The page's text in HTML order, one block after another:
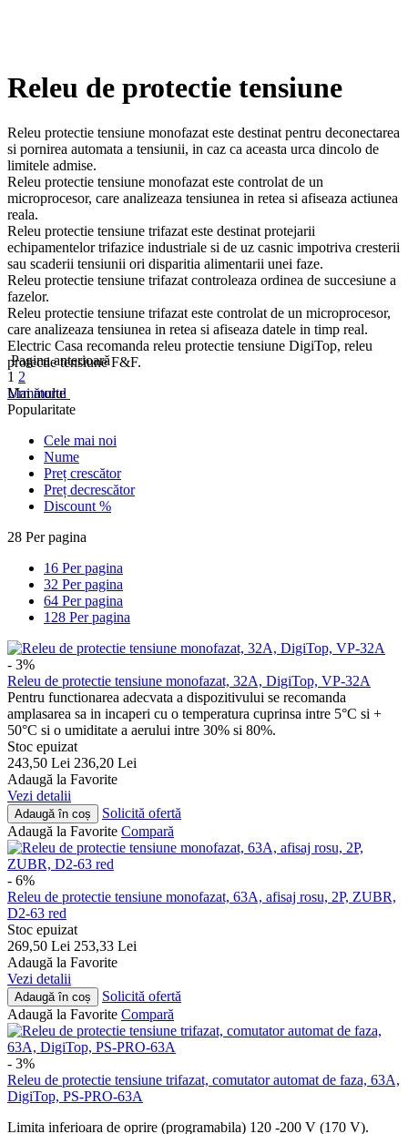
Releu de protectie tensiune
Releu protectie tensiune monofazat este destinat pentru deconectarea
si pornirea automata a tensiunii, in caz ca aceasta urca dincolo de
limitele admise.
Releu protectie tensiune monofazat este controlat de un
microprocesor, care analizeaza tensiunea in retea si afiseaza actiunea
reala.
Releu protectie tensiune trifazat este destinat protejarii
echipamentelor trifazice industriale si de uz casnic impotriva cresterii
sau scaderii tensiunii ori disparitia alimentarii unei faze.
Releu protectie tensiune trifazat controleaza ordinea de succesiune a
fazelor.
Releu protectie tensiune trifazat este controlat de un microprocesor,
care analizeaza tensiunea in retea si afiseaza datele in timp real.
Electric Casa recomanda releu protectie tensiune DigiTop, releu
protectie tensiune F&F.
Mai multe
Pagina anterioară
1 2
Următorul
Popularitate
Cele mai noi
Nume
Preț crescător
Preț decrescător
Discount %
28 Per pagina
16 Per pagina
32 Per pagina
64 Per pagina
128 Per pagina
- 3%
Releu de protectie tensiune monofazat, 32A, DigiTop, VP-32A
Pentru functionarea adecvata a dispozitivului se recomanda
amplasarea sa in incaperi cu o temperatura cuprinsa intre 5°C si +
50°C si o umiditate a aerului intre 30% si 80%.
Stoc epuizat
243,50 Lei 236,20 Lei
Adaugă la Favorite
Vezi detalii
Adaugă în coș
Solicită ofertă
Adaugă la Favorite Compară
- 6%
Releu de protectie tensiune monofazat, 63A, afisaj rosu, 2P, ZUBR,
D2-63 red
Stoc epuizat
269,50 Lei 253,33 Lei
Adaugă la Favorite
Vezi detalii
Adaugă în coș
Solicită ofertă
Adaugă la Favorite Compară
- 3%
Releu de protectie tensiune trifazat, comutator automat de faza, 63A,
DigiTop, PS-PRO-63A
Limita inferioara de oprire (programabila) 120 -200 V (170 V).